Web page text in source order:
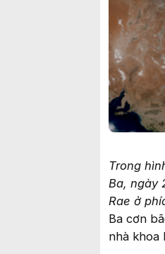
Trong
Ba, ngày
Rae ở
Ba cơn
nhà khoa